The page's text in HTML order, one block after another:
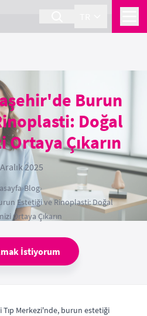
Burun
Doğal
Çıkarın
2025
›Blog›
Estetiği ve Rinoplasti: Doğal
Ortaya Çıkarın
İstiyorum
Merkezi'nde, burun estetiği